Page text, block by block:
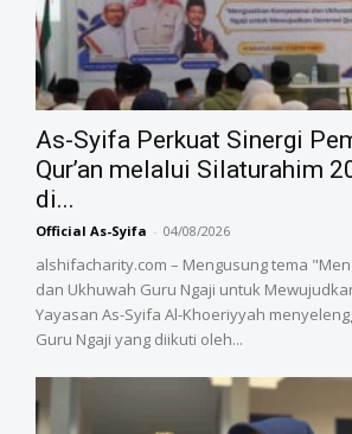
As-Syifa Perkuat Sinergi
Qur’an melalui Silaturahim
di...
Official As-Syifa - 04/08/2026
alshifacharity.com – Mengusung tema
dan Ukhuwah Guru Ngaji untuk
Yayasan As-Syifa Al-Khoeriyyah
Guru Ngaji yang diikuti oleh...